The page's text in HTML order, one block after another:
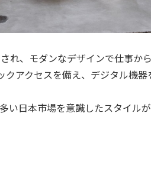
、モダンなデザインで仕事か
アクセスを備え、デジタル機
日本市場を意識したスタイルが